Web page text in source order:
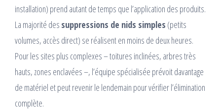
installation) prend autant de temps que l’application des produits.
La majorité des suppressions de nids simples (petits
volumes, accès direct) se réalisent en moins de deux heures.
Pour les sites plus complexes – toitures inclinées, arbres très
hauts, zones enclavées –, l’équipe spécialisée prévoit davantage
de matériel et peut revenir le lendemain pour vérifier l’élimination
complète.